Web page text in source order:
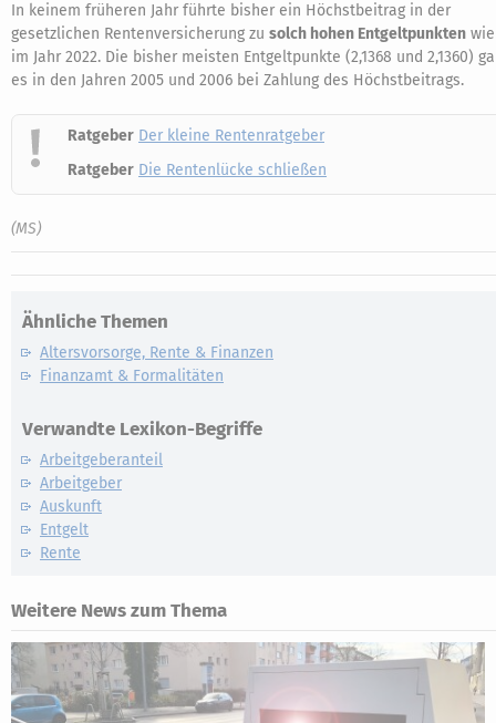
In keinem früheren Jahr führte bisher ein Höchstbeitrag in der
gesetzlichen Rentenversicherung zu solch hohen Entgeltpunkten wie
im Jahr 2022. Die bisher meisten Entgeltpunkte (2,1368 und 2,1360)
es in den Jahren 2005 und 2006 bei Zahlung des Höchstbeitrags.
Ratgeber Der kleine Rentenratgeber
Ratgeber Die Rentenlücke schließen
(MS)
Ähnliche Themen
Altersvorsorge, Rente & Finanzen
Finanzamt & Formalitäten
Verwandte Lexikon-Begriffe
Arbeitgeberanteil
Arbeitgeber
Auskunft
Entgelt
Rente
Weitere News zum Thema